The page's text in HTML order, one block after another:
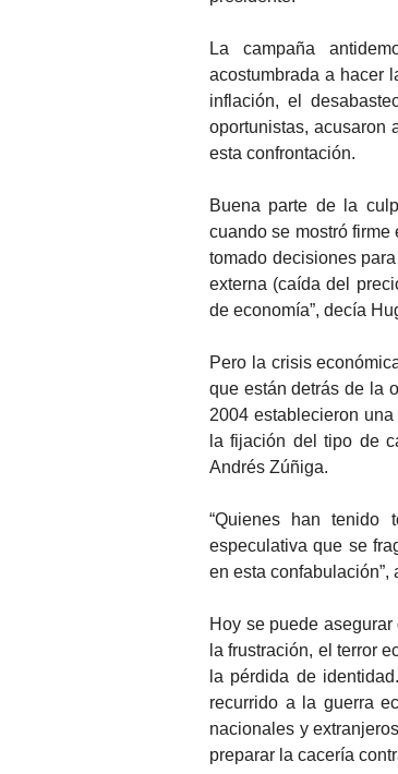
La campaña
acostumbrada a hacer
inflación, el
oportunistas, acusaron
esta confrontación.
Buena parte de la
cuando se mostró
tomado decisiones
externa (caída del
de economía”, decía
Pero la crisis
que están detrás de la
2004 establecieron
la fijación del tipo de
Andrés Zúñiga.
“Quienes han
especulativa que se
en esta confabulación”,
Hoy se puede
la frustración, el terror
la pérdida de
recurrido a la guerra
nacionales y
preparar la cacería